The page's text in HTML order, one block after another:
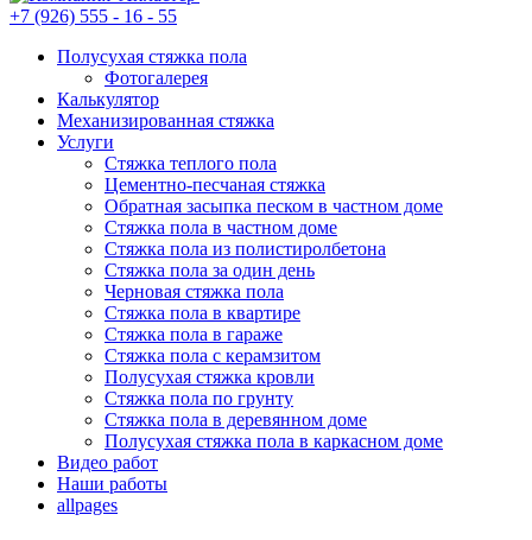
+7 (926) 555 - 16 - 55
Полусухая стяжка пола
Фотогалерея
Калькулятор
Механизированная стяжка
Услуги
Стяжка теплого пола
Цементно-песчаная стяжка
Обратная засыпка песком в частном доме
Стяжка пола в частном доме
Стяжка пола из полистиролбетона
Стяжка пола за один день
Черновая стяжка пола
Стяжка пола в квартире
Стяжка пола в гараже
Стяжка пола с керамзитом
Полусухая стяжка кровли
Стяжка пола по грунту
Стяжка пола в деревянном доме
Полусухая стяжка пола в каркасном доме
Видео работ
Наши работы
allpages